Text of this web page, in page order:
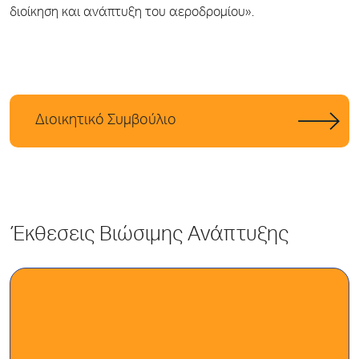
διοίκηση και ανάπτυξη του αεροδρομίου».
Διοικητικό Συμβούλιο
Έκθεσεις Βιώσιμης Ανάπτυξης